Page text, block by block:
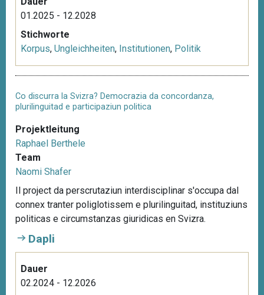
01.2025 - 12.2028
Stichworte
Korpus, Ungleichheiten, Institutionen, Politik
Co discurra la Svizra? Democrazia da concordanza,
plurilinguitad e participaziun politica
Projektleitung
Raphael Berthele
Team
Naomi Shafer
Il project da perscrutaziun interdisciplinar s'occupa dal
connex tranter poliglotissem e plurilinguitad, instituziuns
politicas e circumstanzas giuridicas en Svizra.
Dapli
Dauer
02.2024 - 12.2026